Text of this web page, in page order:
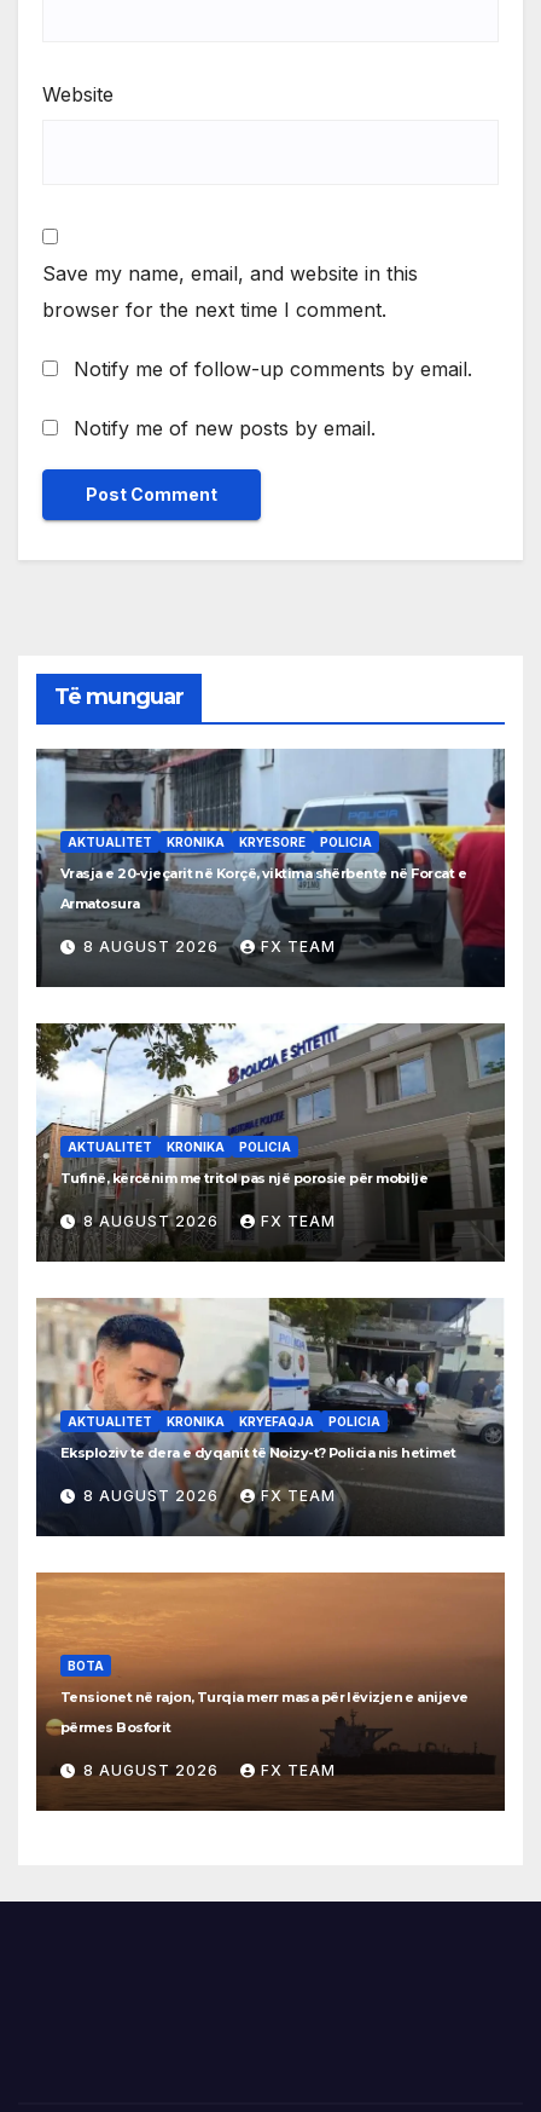
Website
Save my name, email, and website in this
browser for the next time I comment.
Notify me of follow-up comments by email.
Notify me of new posts by email.
Të munguar
AKTUALITET KRONIKA KRYESORE POLICIA
Vrasja e 20-vjeçarit në Korçë, viktima shërbente në Forcat e
Armatosura
8 AUGUST 2026 FX TEAM
AKTUALITET KRONIKA POLICIA
Tufinë, kërcënim me tritol pas një porosie për mobilje
8 AUGUST 2026 FX TEAM
AKTUALITET KRONIKA KRYEFAQJA POLICIA
Eksploziv te dera e dyqanit të Noizy-t? Policia nis hetimet
8 AUGUST 2026 FX TEAM
BOTA
Tensionet në rajon, Turqia merr masa për lëvizjen e anijeve
përmes Bosforit
8 AUGUST 2026 FX TEAM